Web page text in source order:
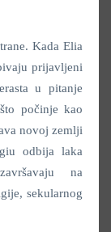
Kada Elia
prijavljeni
u pitanje
počinje kao
novoj zemlji
odbija laka
na
sekularnog